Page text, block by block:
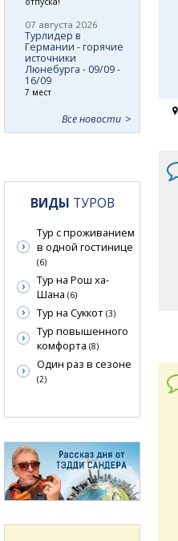
07 августа 2026
Турлидер в
Германии - горячие
источники
Люнебурга - 09/09 -
16/09
7 мест
Все новости
ВИДЫ ТУРОВ
Тур с проживанием
в одной гостинице
(6)
Тур на Рош ха-
Шана (6)
Тур на Суккот (3)
Тур повышенного
комфорта (8)
Один раз в сезоне
(2)